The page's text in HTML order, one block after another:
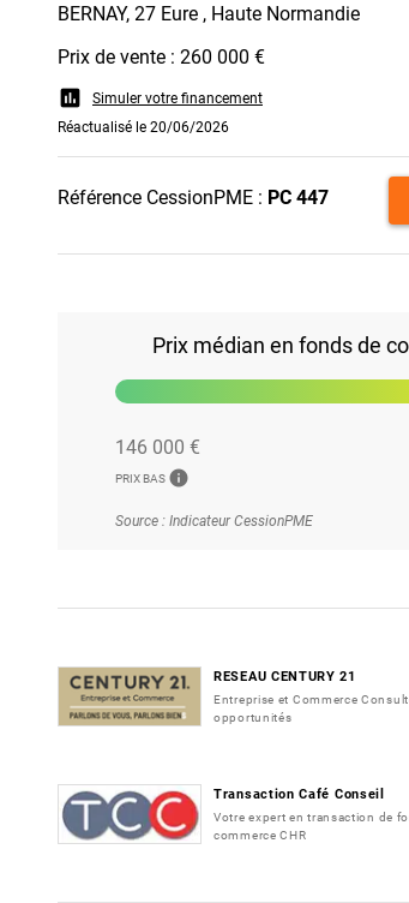
BERNAY, 27 Eure , Haute Normandie
Prix de vente : 260 000 €
assessment
Simuler votre financement
Réactualisé le 20/06/2026
Référence CessionPME : PC 447
Prix médian en fonds de
146 000 €
PRIX BAS info
Source : Indicateur CessionPME
RESEAU CENTURY 21
Entreprise et Commerce
opportunités
Transaction Café Conseil
Votre expert en transaction de
commerce CHR